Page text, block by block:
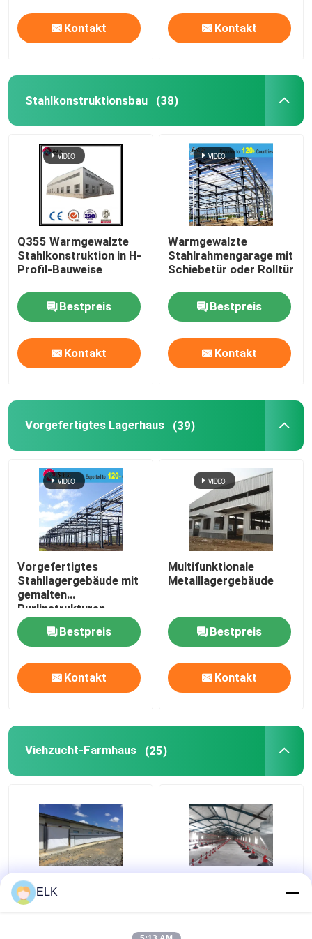
Kontakt Kontakt
Stahlkonstruktionsbau (38)
Q355 Warmgewalzte
Stahlkonstruktion in H-
Profil-Bauweise
Bestpreis
Kontakt
Warmgewalzte
Stahlrahmengarage mit
Schiebetür oder Rolltür
Bestpreis
Kontakt
Vorgefertigtes Lagerhaus (39)
Vorgefertigtes
Stahllagergebäude mit
gemalten
Purlinstrukturen
Bestpreis
Kontakt
Multifunktionale
Metalllagergebäude
Bestpreis
Kontakt
Viehzucht-Farmhaus (25)
ISO Viehzuchthaus
Fertigstahlkonstruktion
Vorgefertigte
ELK